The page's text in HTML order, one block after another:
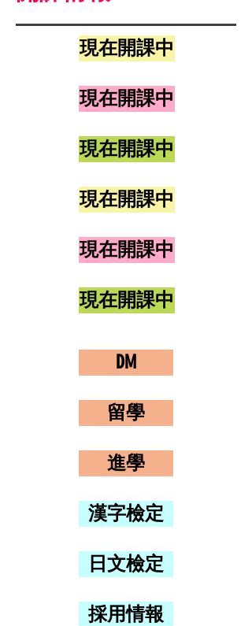
現在開課中
現在開課中
現在開課中
現在開課中
現在開課中
現在開課中
DM
留學
進學
漢字檢定
日文檢定
採用情報